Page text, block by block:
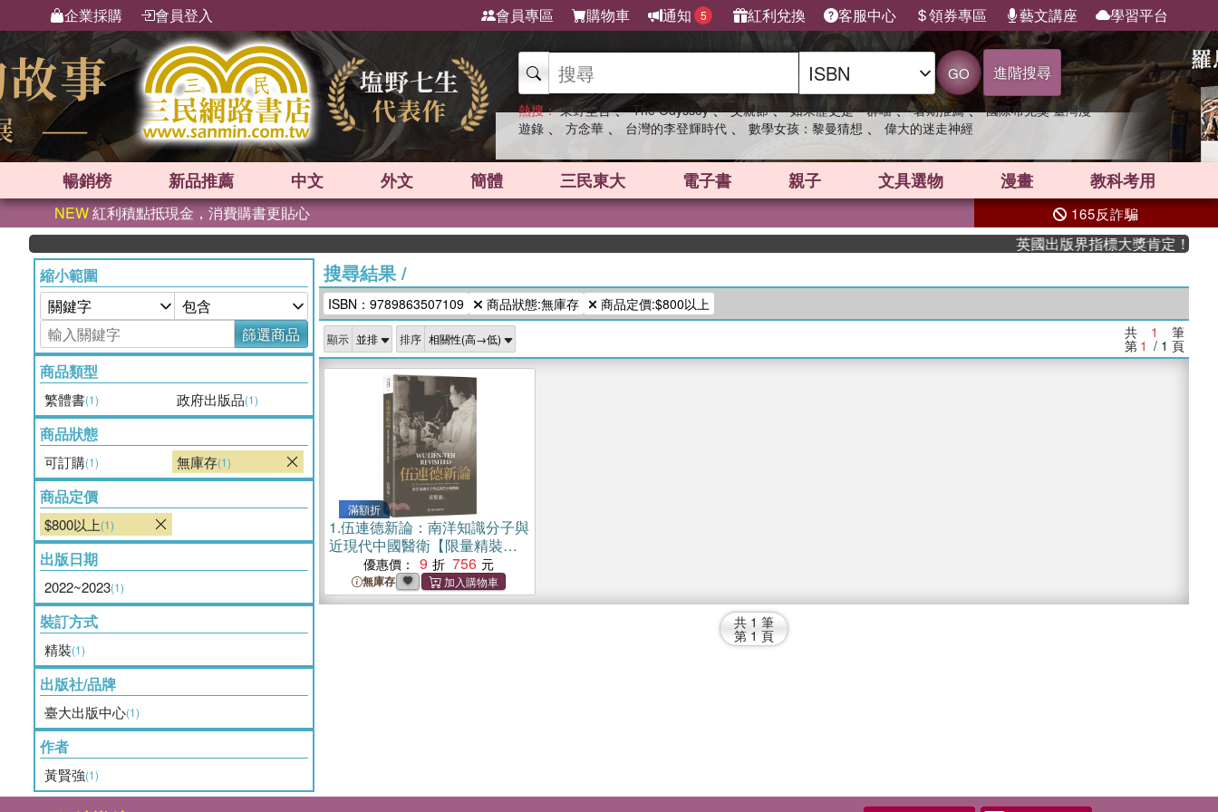
企業採購 會員登入 會員專區 購物車 通知 5 紅利兌換 客服中心 領券專區 藝文講座 學習平台
GO 進階搜尋
熱搜： 東野圭吾 、 The Odyssey 、 父親節 、 如果歷史是一群喵 、 暑期推薦 、 國際布克獎 臺灣漫
遊錄 、 方念華 、 台灣的李登輝時代 、 數學女孩：黎曼猜想 、 偉大的迷走神經
暢銷榜 新品推薦 中文 外文 簡體 三民東大 電子書 親子 文具選物 漫畫 教科考用
NEW紅利積點抵現金，消費購書更貼心 165反詐騙
英國出版界指標大獎肯定！A.F.
縮小範圍
篩選商品
商品類型
繁體書(1) 政府出版品(1)
商品狀態
可訂購(1) 無庫存(1)
商品定價
$800以上(1)
出版日期
2022~2023(1)
裝訂方式
精裝(1)
出版社/品牌
臺大出版中心(1)
作者
黃賢強(1)
搜尋結果/
ISBN：9789863507109 商品狀態:無庫存 商品定價:$800以上
顯示 排序 共 1 筆
第 1 / 1 頁
滿額折
1.伍連德新論：南洋知識分子與
近現代中國醫衛【限量精裝
優惠價： 9 756
無庫存
共 1 筆
第 1 頁